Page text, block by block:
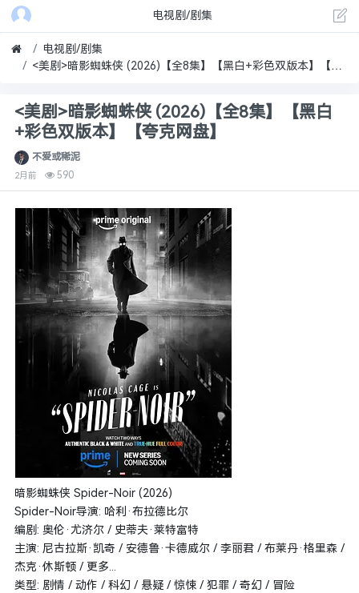
电视剧/剧集
电视剧/剧集
<美剧>暗影蜘蛛侠 (2026)【全8集】【黑白+彩色双版本】【夸克网盘】
<美剧>暗影蜘蛛侠 (2026)【全8集】【黑白
+彩色双版本】【夸克网盘】
不爱或稀泥
2月前 590
暗影蜘蛛侠 Spider-Noir (2026)
Spider-Noir导演: 哈利·布拉德比尔
编剧: 奥伦·尤济尔 / 史蒂夫·莱特富特
主演: 尼古拉斯·凯奇 / 安德鲁·卡德威尔 / 李丽君 / 布莱丹·格里森 /
杰克·休斯顿 / 更多...
类型: 剧情 / 动作 / 科幻 / 悬疑 / 惊悚 / 犯罪 / 奇幻 / 冒险